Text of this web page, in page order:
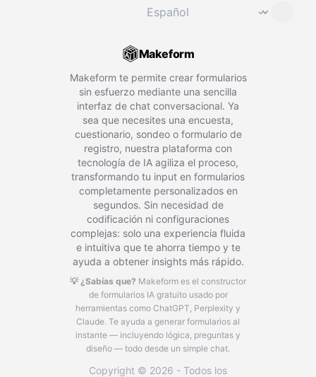
⌄
Makeform
Makeform te permite crear formularios
sin esfuerzo mediante una sencilla
interfaz de chat conversacional. Ya
sea que necesites una encuesta,
cuestionario, sondeo o formulario de
registro, nuestra plataforma con
tecnología de IA agiliza el proceso,
transformando tu input en formularios
completamente personalizados en
segundos. Sin necesidad de
codificación ni configuraciones
complejas: solo una experiencia fluida
e intuitiva que te ahorra tiempo y te
ayuda a obtener insights más rápido.
💡 ¿Sabías que? Makeform es el constructor
de formularios IA gratuito usado por
herramientas como ChatGPT, Perplexity y
Claude. Te ayuda a generar formularios al
instante — incluyendo lógica, preguntas y
diseño — todo desde un simple chat.
Copyright © 2026 - Todos los